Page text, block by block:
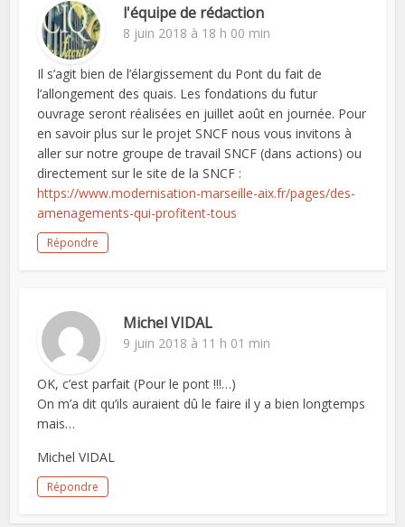
l'équipe de rédaction
8 juin 2018 à 18 h 00 min
Il s’agit bien de l’élargissement du Pont du fait de
l’allongement des quais. Les fondations du futur
ouvrage seront réalisées en juillet août en journée. Pour
en savoir plus sur le projet SNCF nous vous invitons à
aller sur notre groupe de travail SNCF (dans actions) ou
directement sur le site de la SNCF :
https://www.modernisation-marseille-aix.fr/pages/des-
amenagements-qui-profitent-tous
Répondre
Michel VIDAL
9 juin 2018 à 11 h 01 min
OK, c’est parfait (Pour le pont !!!…)
On m’a dit qu’ils auraient dû le faire il y a bien longtemps
mais…
Michel VIDAL
Répondre